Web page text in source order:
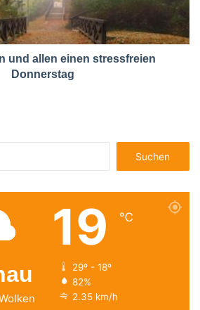
und allen einen stressfreien
Donnerstag
nach:
19 ℃
29º - 18º
82%
2.35 km/h